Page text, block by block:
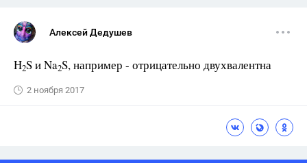
Алексей Дедушев
H2S и Na2S, например - отрицательно двухвалентна
2 ноября 2017